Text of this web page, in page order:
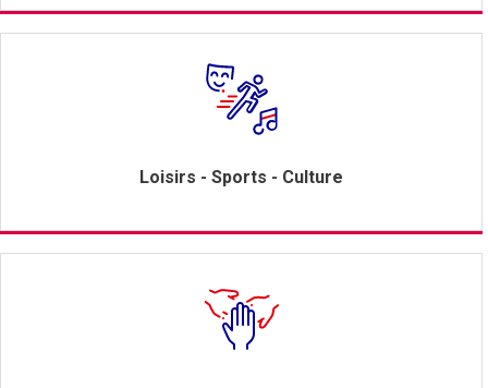
Loisirs - Sports - Culture